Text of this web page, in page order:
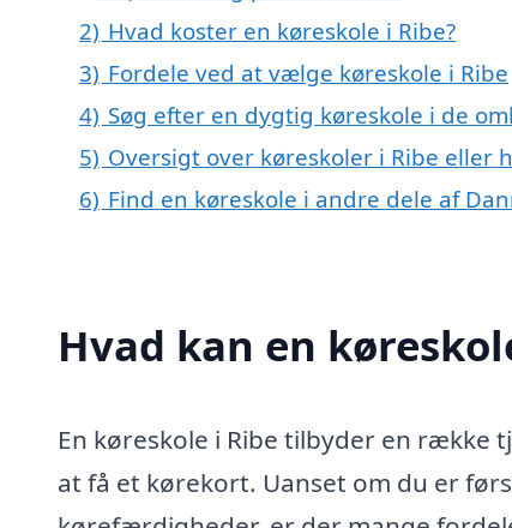
2) Hvad koster en køreskole i Ribe?
3) Fordele ved at vælge køreskole i Ribe
4) Søg efter en dygtig køreskole i de
5) Oversigt over køreskoler i Ribe eller
6) Find en køreskole i andre dele af
Hvad kan en
En køreskole i Ribe tilbyder en række
at få et kørekort. Uanset om du er